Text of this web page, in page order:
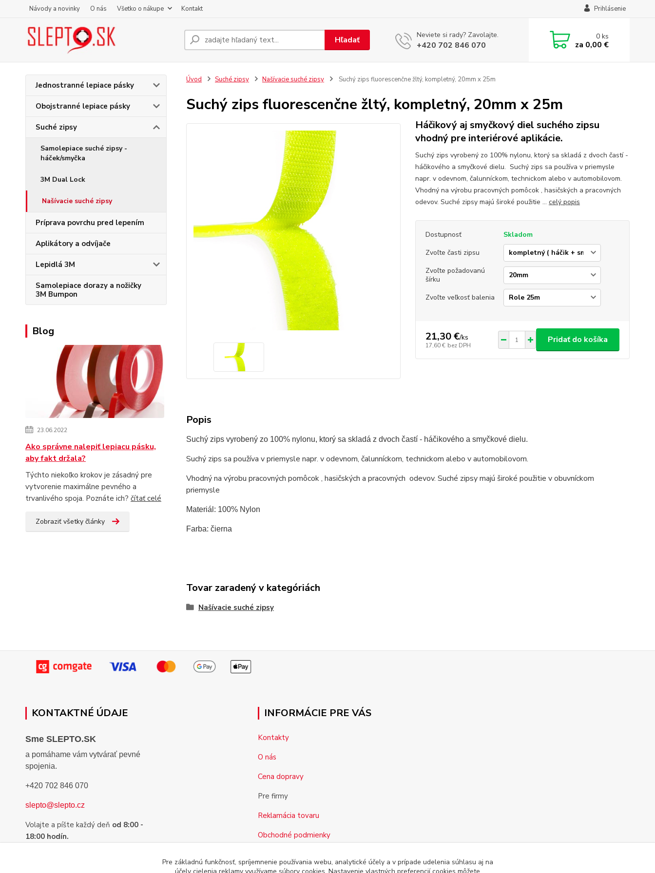
Návody a novinky O nás Všetko o nákupe Kontakt Prihlásenie
Hľadať Neviete si rady? Zavolajte.
+420 702 846 070
0ks
za 0,00 €
Jednostranné lepiace pásky
Obojstranné lepiace pásky
Suché zipsy
Samolepiace suché zipsy -
háček/smyčka
3M Dual Lock
Našívacie suché zipsy
Príprava povrchu pred lepením
Aplikátory a odvíjače
Lepidlá 3M
Samolepiace dorazy a nožičky
3M Bumpon
Blog
23.06.2022
Ako správne nalepiť lepiacu pásku,
aby fakt držala?
Týchto niekoľko krokov je zásadný pre
vytvorenie maximálne pevného a
trvanlivého spoja. Poznáte ich? čítať celé
Zobraziť všetky články
Úvod Suché zipsy Našívacie suché zipsy Suchý zips fluorescenčne žltý, kompletný, 20mm x 25m
Suchý zips fluorescenčne žltý, kompletný, 20mm x 25m
Háčikový aj smyčkový diel suchého zipsu
vhodný pre interiérové aplikácie.
Suchý zips vyrobený zo 100% nylonu, ktorý sa skladá z dvoch častí -
háčikového a smyčkové dielu. Suchý zips sa používa v priemysle
napr. v odevnom, čalunníckom, technickom alebo v automobilovom.
Vhodný na výrobu pracovných pomôcok , hasičských a pracovných
odevov. Suché zipsy majú široké použitie ... celý popis
Dostupnosť
Skladom
Zvoľte časti zipsu
Zvoľte požadovanú
šírku
Zvoľte veľkosť balenia
21,30 €/ks
17,60 € bez DPH
Pridať do košíka
Popis
Suchý zips vyrobený zo 100% nylonu, ktorý sa skladá z dvoch častí - háčikového a smyčkové dielu.
Suchý zips sa používa v priemysle napr. v odevnom, čalunníckom, technickom alebo v automobilovom.
Vhodný na výrobu pracovných pomôcok , hasičských a pracovných odevov. Suché zipsy majú široké použitie v obuvníckom
priemysle
Materiál: 100% Nylon
Farba: čierna
Tovar zaradený v kategóriách
Našívacie suché zipsy
KONTAKTNÉ ÚDAJE
Sme SLEPTO.SK
a pomáhame vám vytvárať pevné
spojenia.
+420 702 846 070
slepto@slepto.cz
Volajte a píšte každý deň od 8:00 -
18:00 hodín.
INFORMÁCIE PRE VÁS
Kontakty
O nás
Cena dopravy
Pre firmy
Reklamácia tovaru
Obchodné podmienky
Pre základnú funkčnosť, spríjemnenie používania webu, analytické účely a v prípade udelenia súhlasu aj na